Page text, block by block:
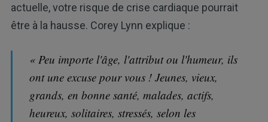
actuelle, votre risque de crise cardiaque pourrait
être à la hausse. Corey Lynn explique :
« Peu importe l'âge, l'attribut ou l'humeur, ils
ont une excuse pour vous ! Jeunes, vieux,
grands, en bonne santé, malades, actifs,
heureux, solitaires, stressés, selon les